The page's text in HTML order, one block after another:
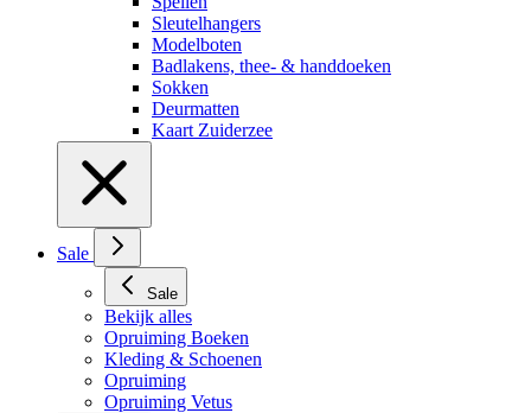
Sleutelhangers
Modelboten
Badlakens, thee- & handdoeken
Sokken
Deurmatten
Kaart Zuiderzee
Sale
Sale
Bekijk alles
Opruiming Boeken
Kleding & Schoenen
Opruiming
Opruiming Vetus